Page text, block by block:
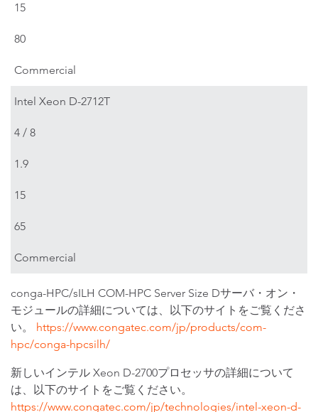
15
80
Commercial
Intel Xeon D-2712T
4 / 8
1.9
15
65
Commercial
conga-HPC/sILH COM-HPC Server Size Dサーバ・オン・
モジュールの詳細については、以下のサイトをご覧くださ
い。 https://www.congatec.com/jp/products/com-
hpc/conga-hpcsilh/
新しいインテル Xeon D-2700プロセッサの詳細について
は、以下のサイトをご覧ください。
https://www.congatec.com/jp/technologies/intel-xeon-d-